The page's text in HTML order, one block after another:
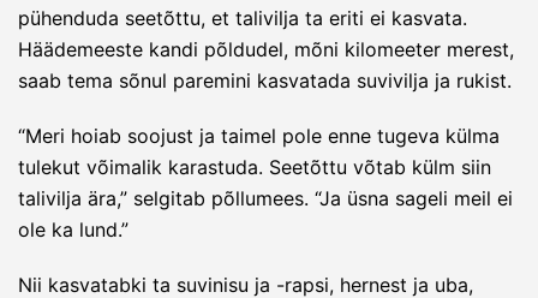
pühenduda seetõttu, et talivilja ta eriti ei kasvata.
Häädemeeste kandi põldudel, mõni kilomeeter merest,
saab tema sõnul paremini kasvatada suvivilja ja rukist.
“Meri hoiab soojust ja taimel pole enne tugeva külma
tulekut võimalik karastuda. Seetõttu võtab külm siin
talivilja ära,” selgitab põllumees. “Ja üsna sageli meil ei
ole ka lund.”
Nii kasvatabki ta suvinisu ja -rapsi, hernest ja uba,